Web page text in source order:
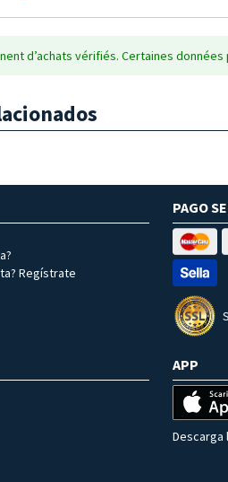
d’achats vérifiés. Certaines
Regístrate
PAGO
APP
Descarga